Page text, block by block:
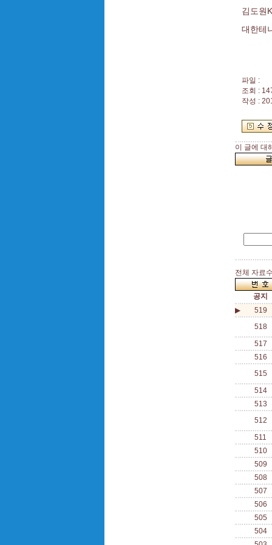
김도원
대한테
파일 :
조회 :
작성 :
이 글에 대
전체 자료
공지
▶
519
518
517
516
515
514
513
512
511
510
509
508
507
506
505
504